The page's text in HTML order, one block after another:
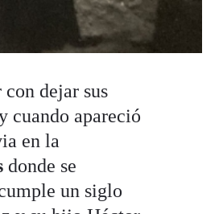
dejar sus
cuando apareció
en la
donde se
un siglo